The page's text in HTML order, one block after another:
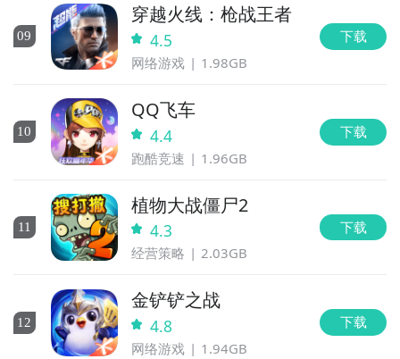
09
穿越火线：枪战王者
4.5
网络游戏 1.98GB
下载
10
QQ飞车
4.4
跑酷竞速 1.96GB
下载
11
植物大战僵尸2
4.3
经营策略 2.03GB
下载
12
金铲铲之战
4.8
网络游戏 1.94GB
下载